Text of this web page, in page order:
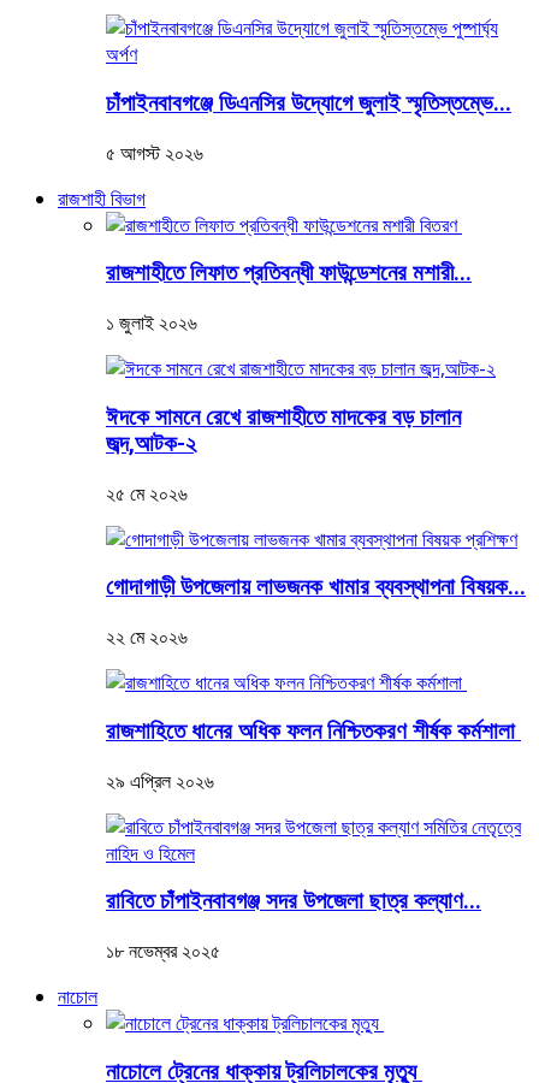
চাঁপাইনবাবগঞ্জে ডিএনসির উদ্যোগে জুলাই স্মৃতিস্তম্ভে...
৫ আগস্ট ২০২৬
রাজশাহী বিভাগ
রাজশাহীতে লিফাত প্রতিবন্ধী ফাউন্ডেশনের মশারী...
১ জুলাই ২০২৬
ঈদকে সামনে রেখে রাজশাহীতে মাদকের বড় চালান
জব্দ,আটক-২
২৫ মে ২০২৬
গোদাগাড়ী উপজেলায় লাভজনক খামার ব্যবস্থাপনা বিষয়ক...
২২ মে ২০২৬
রাজশাহিতে ধানের অধিক ফলন নিশ্চিতকরণ শীর্ষক কর্মশালা
২৯ এপ্রিল ২০২৬
রাবিতে চাঁপাইনবাবগঞ্জ সদর উপজেলা ছাত্র কল্যাণ...
১৮ নভেম্বর ২০২৫
নাচোল
নাচোলে ট্রেনের ধাক্কায় ট্রলিচালকের মৃত্যু